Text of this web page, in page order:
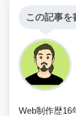
この記事を
Web制作歴16